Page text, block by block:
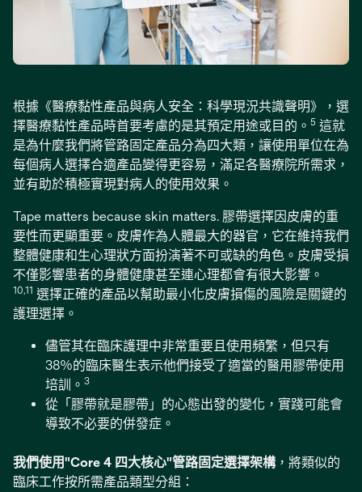
根據《醫療黏性產品與病人安全：科學現況共識聲明》，選
擇醫療黏性產品時首要考慮的是其預定用途或目的。 5 這就
是為什麼我們將管路固定產品分為四大類，讓使用單位在為
每個病人選擇合適產品變得更容易，滿足各醫療院所需求，
並有助於積極實現對病人的使用效果。
Tape matters because skin matters. 膠帶選擇因皮膚的重
要性而更顯重要。皮膚作為人體最大的器官，它在維持我們
整體健康和生心理狀方面扮演著不可或缺的角色。皮膚受損
不僅影響患者的身體健康甚至連心理都會有很大影響。
10,11 選擇正確的產品以幫助最小化皮膚損傷的風險是關鍵的
護理選擇。
儘管其在臨床護理中非常重要且使用頻繁，但只有
38％的臨床醫生表示他們接受了適當的醫用膠帶使用
培訓。 3
從「膠帶就是膠帶」的心態出發的變化，實踐可能會
導致不必要的併發症。
我們使用"Core 4 四大核心"管路固定選擇架構，將類似的
臨床工作按所需產品類型分組：